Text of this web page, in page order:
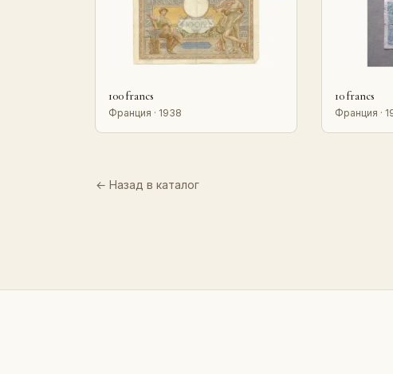
100 francs
Франция · 1938
10 francs
Франция ·
← Назад в каталог